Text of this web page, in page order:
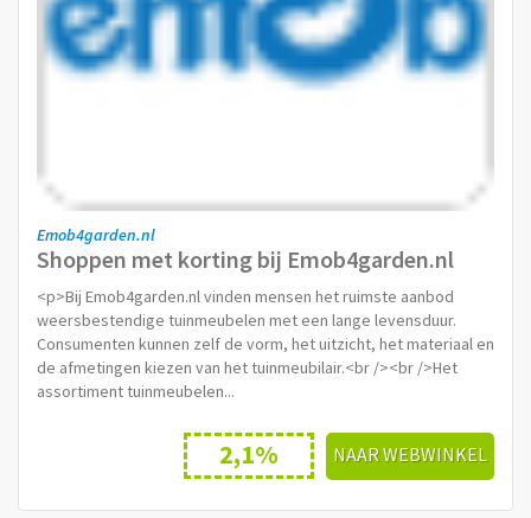
Emob4garden.nl
Shoppen met korting bij Emob4garden.nl
<p>Bij Emob4garden.nl vinden mensen het ruimste aanbod
weersbestendige tuinmeubelen met een lange levensduur.
Consumenten kunnen zelf de vorm, het uitzicht, het materiaal en
de afmetingen kiezen van het tuinmeubilair.<br /><br />Het
assortiment tuinmeubelen...
NAAR WEBWINKEL
2,1%